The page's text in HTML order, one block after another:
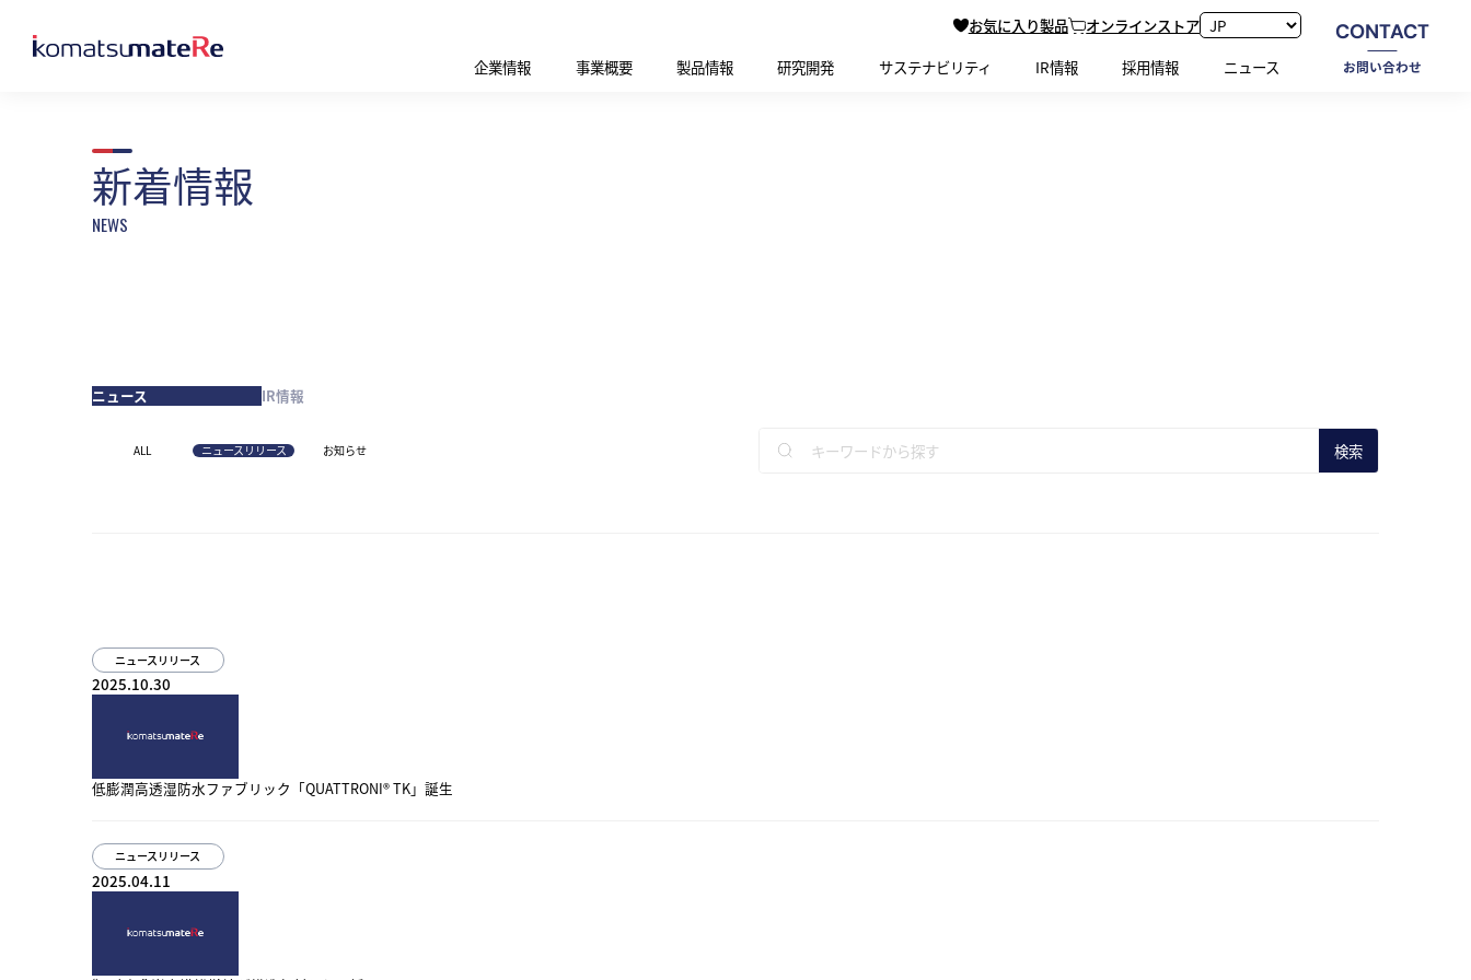
お気に入り製品
オンラインストア
企業情報
事業概要 製品情報 研究開発 サステナビリティ IR情報 採用情報 ニュース
CONTACT
お問い合わせ
新着情報
新着情報
ニュース IR情報
ALL ニュースリリース お知らせ 検索
ニュースリリース
2025.10.30
低膨潤高透湿防水ファブリック「QUATTRONI® TK」誕生
ニュースリリース
2025.04.11